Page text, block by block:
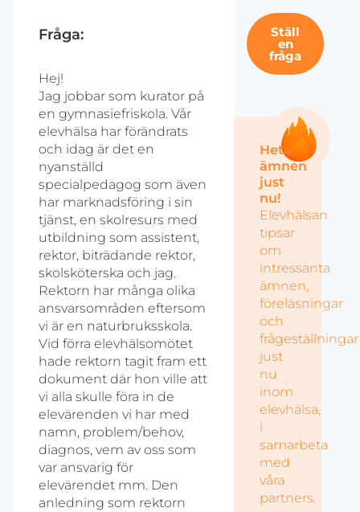
Fråga:
Hej!
Jag jobbar som kurator på
en gymnasiefriskola. Vår
elevhälsa har förändrats
och idag är det en
nyanställd
specialpedagog som även
har marknadsföring i sin
tjänst, en skolresurs med
utbildning som assistent,
rektor, biträdande rektor,
skolsköterska och jag.
Rektorn har många olika
ansvarsområden eftersom
vi är en naturbruksskola.
Vid förra elevhälsomötet
hade rektorn tagit fram ett
dokument där hon ville att
vi alla skulle föra in de
elevärenden vi har med
namn, problem/behov,
diagnos, vem av oss som
var ansvarig för
elevärendet mm. Den
anledning som rektorn
Ställ
en
fråga
Heta
ämnen
just
nu!
Elevhälsan
tipsar
om
intressanta
ämnen,
föreläsningar
och
frågeställningar
just
nu
inom
elevhälsa,
i
samarbeta
med
våra
partners.